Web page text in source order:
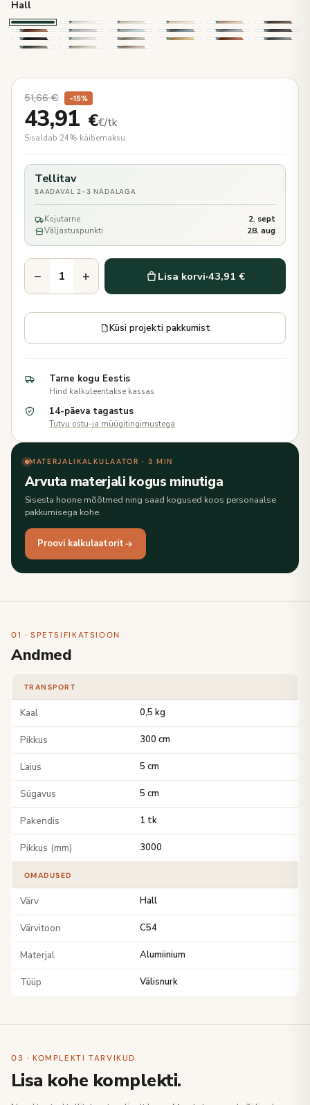
Hall
51,66€ −15%
43,91 €€/tk
Sisaldab 24% käibemaksu
Tellitav
SAADAVAL 2-3 NÄDALAGA
Kojutarne
2. sept
Väljastuspunkti
28. aug
− + Lisa korvi·43,91 €
Küsi projekti pakkumist
Tarne kogu Eestis
Hind kalkuleeritakse kassas
14-päeva tagastus
Tutvu ostu-ja müügitingimustega
MATERJALIKALKULAATOR · 3 MIN
Arvuta materjali kogus minutiga
Sisesta hoone mõõtmed ning saad kogused koos personaalse
pakkumisega kohe.
Proovi kalkulaatorit
01 · SPETSIFIKATSIOON
Andmed
TRANSPORT
Kaal 0,5 kg
Pikkus 300 cm
Laius 5 cm
Sügavus 5 cm
Pakendis 1 tk
Pikkus (mm) 3000
OMADUSED
Värv Hall
Värvitoon C54
Materjal Alumiinium
Tüüp Välisnurk
03 · KOMPLEKTI TARVIKUD
Lisa kohe komplekti.